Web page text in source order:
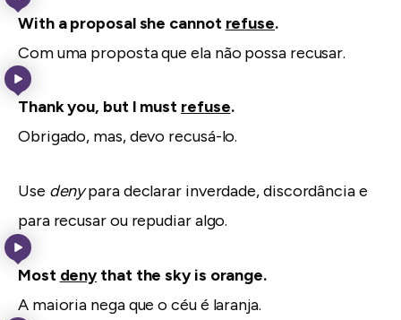
With a proposal she cannot refuse.
Com uma proposta que ela não possa recusar.
Thank you, but I must refuse.
Obrigado, mas, devo recusá-lo.
Use denypara declarar inverdade, discordância e
para recusar ou repudiar algo.
Most denythat the sky is orange.
A maioria nega que o céu é laranja.